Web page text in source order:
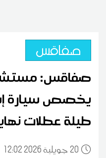
صفاقس
صفاقس:
يخصص سيارة
طيلة عطلات
20 12:02 2026 جويلية